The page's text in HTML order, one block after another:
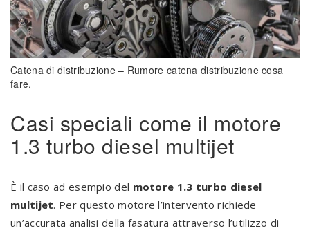
Catena di distribuzione – Rumore catena distribuzione cosa
fare.
Casi speciali come il motore
1.3 turbo diesel multijet
È il caso ad esempio del motore 1.3 turbo diesel
multijet. Per questo motore l’intervento richiede
un’accurata analisi della fasatura attraverso l’utilizzo di